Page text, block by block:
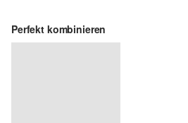
Perfekt kombinieren